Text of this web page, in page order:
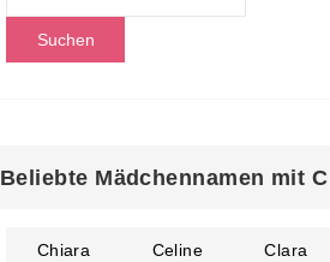
Beliebte Mädchennamen mit C
Chiara Celine Clara